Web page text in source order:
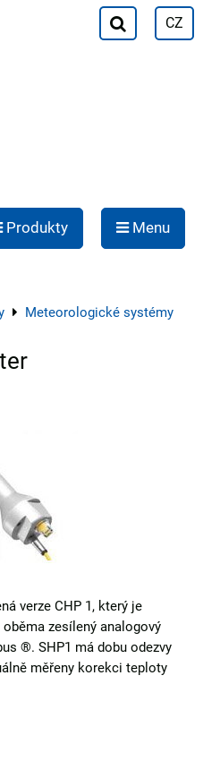
CZ
Produkty Menu
Meteorologické systémy
verze CHP 1, který je
zesílený analogový
®. SHP1 má dobu odezvy
měřeny korekci teploty